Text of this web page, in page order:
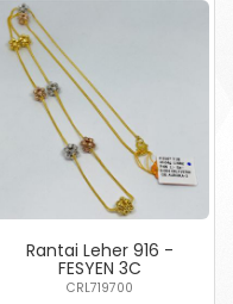
Rantai Leher 916 -
FESYEN 3C
CRL719700